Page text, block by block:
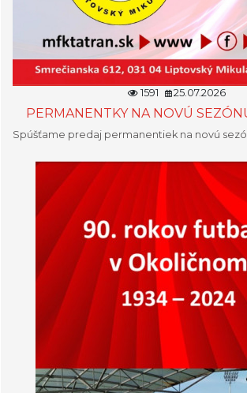
1591 25.07.2026
PERMANENTKY NA NOVÚ
Spúšťame predaj permanentiek na novú